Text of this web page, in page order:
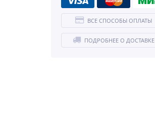
ВСЕ СПОСОБЫ ОПЛАТЫ
ПОДРОБНЕЕ О ДОСТАВКЕ